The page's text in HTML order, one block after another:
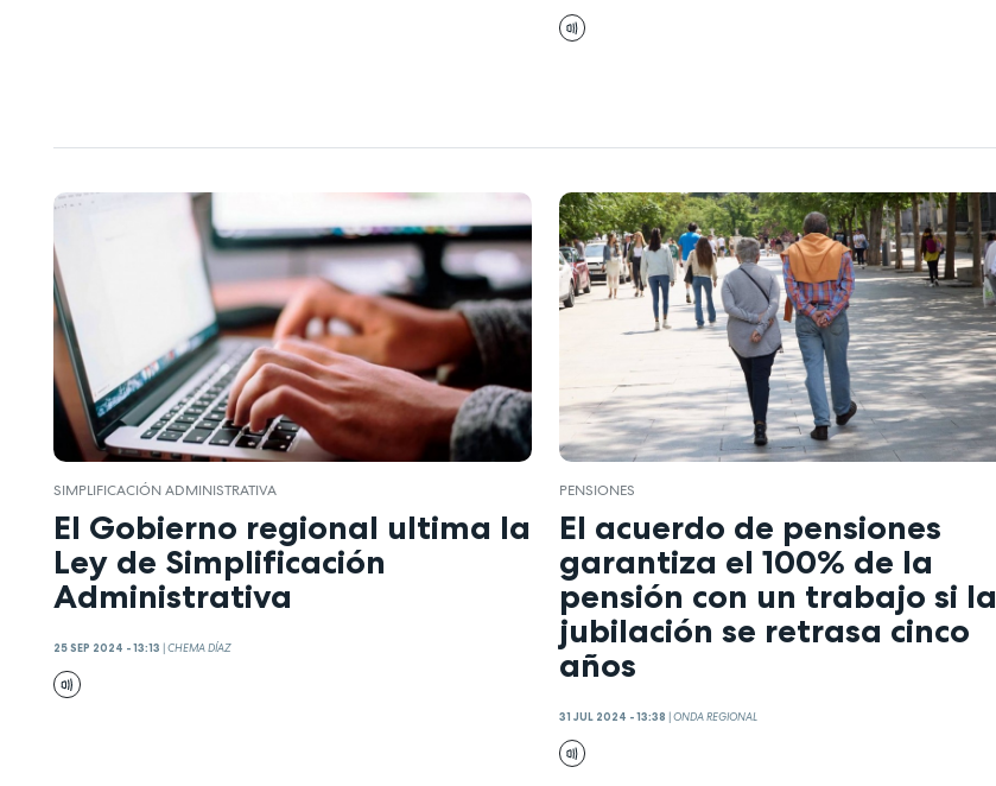
SIMPLIFICACIÓN ADMINISTRATIVA
El Gobierno regional ultima la
Ley de Simplificación
Administrativa
25 SEP 2024 - 13:13 |CHEMA DÍAZ
PENSIONES
El acuerdo de pensiones
garantiza el 100% de la
pensión con un trabajo si la
jubilación se retrasa cinco
años
31 JUL 2024 - 13:38 |ONDA REGIONAL